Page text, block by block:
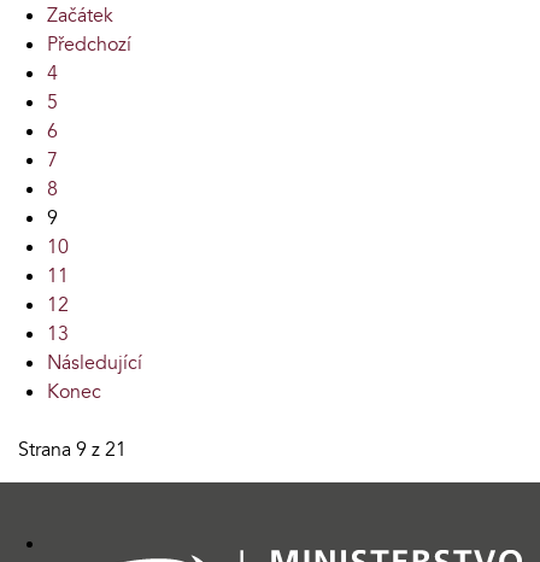
Začátek
Předchozí
4
5
6
7
8
9
10
11
12
13
Následující
Konec
Strana 9 z 21